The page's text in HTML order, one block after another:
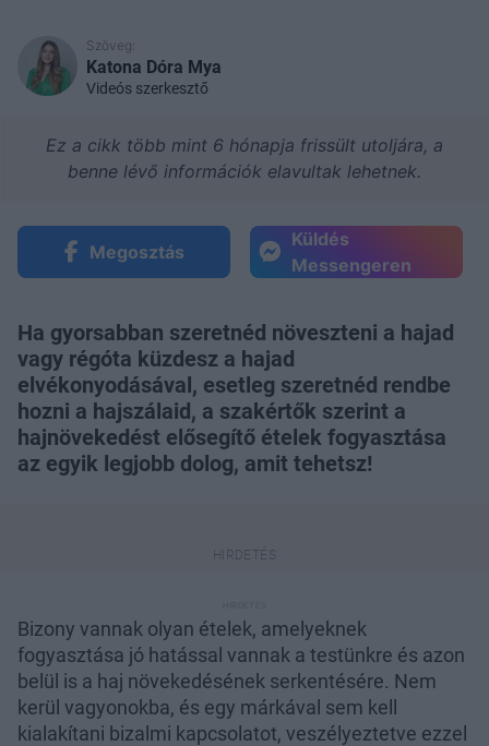
Szöveg:
Katona Dóra Mya
Videós szerkesztő
Ez a cikk több mint 6 hónapja frissült utoljára, a
benne lévő információk elavultak lehetnek.
Megosztás
Küldés
Messengeren
Ha gyorsabban szeretnéd növeszteni a hajad
vagy régóta küzdesz a hajad
elvékonyodásával, esetleg szeretnéd rendbe
hozni a hajszálaid, a szakértők szerint a
hajnövekedést elősegítő ételek fogyasztása
az egyik legjobb dolog, amit tehetsz!
Bizony vannak olyan ételek, amelyeknek
fogyasztása jó hatással vannak a testünkre és azon
belül is a haj növekedésének serkentésére. Nem
kerül vagyonokba, és egy márkával sem kell
kialakítani bizalmi kapcsolatot, veszélyeztetve ezzel